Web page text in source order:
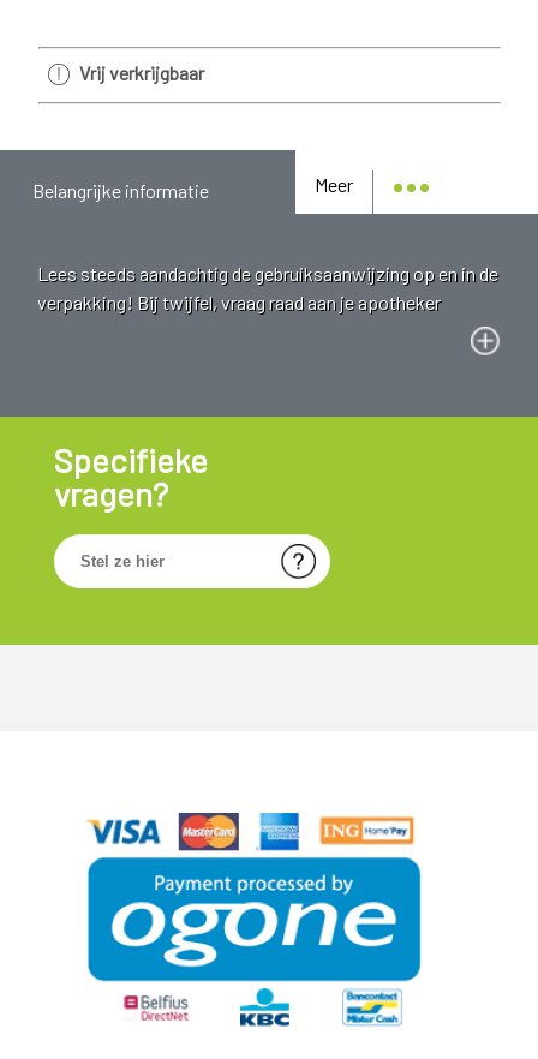
Vrij verkrijgbaar
Meer
Belangrijke informatie
Lees steeds aandachtig de gebruiksaanwijzing op en in de
verpakking! Bij twijfel, vraag raad aan je apotheker
Specifieke
vragen?